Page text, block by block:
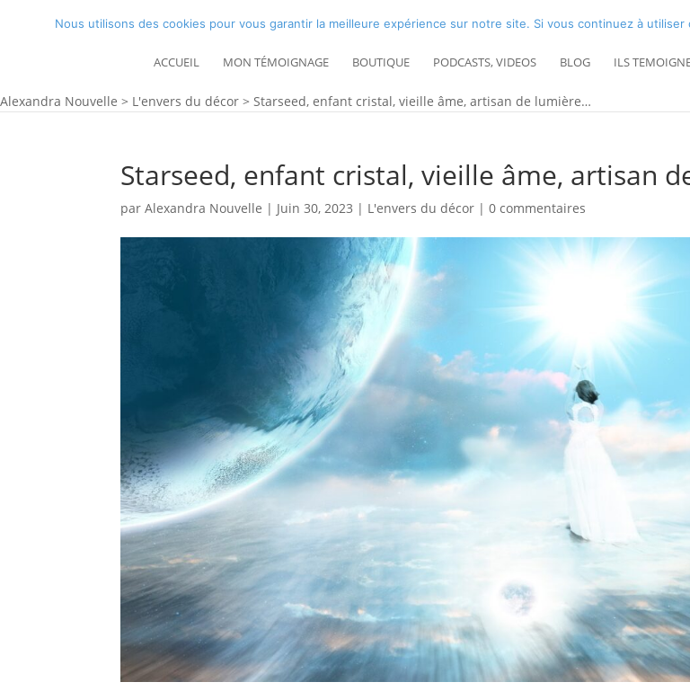
ACCUEIL MON TÉMOIGNAGE BOUTIQUE PODCASTS, VIDEOS BLOG ILS
Alexandra Nouvelle > L'envers du décor > Starseed, enfant cristal, vieille âme, artisan de lumière…
Starseed, enfant cristal, vieille âme, artisan
parAlexandra Nouvelle | Juin 30, 2023 | L'envers du décor |0 commentaires
Nous utilisons des cookies pour vous garantir la meilleure expérience sur notre site. Si vous continuez à